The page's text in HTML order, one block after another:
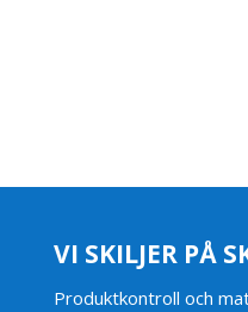
VI SKILJER PÅ
Produktkontroll och